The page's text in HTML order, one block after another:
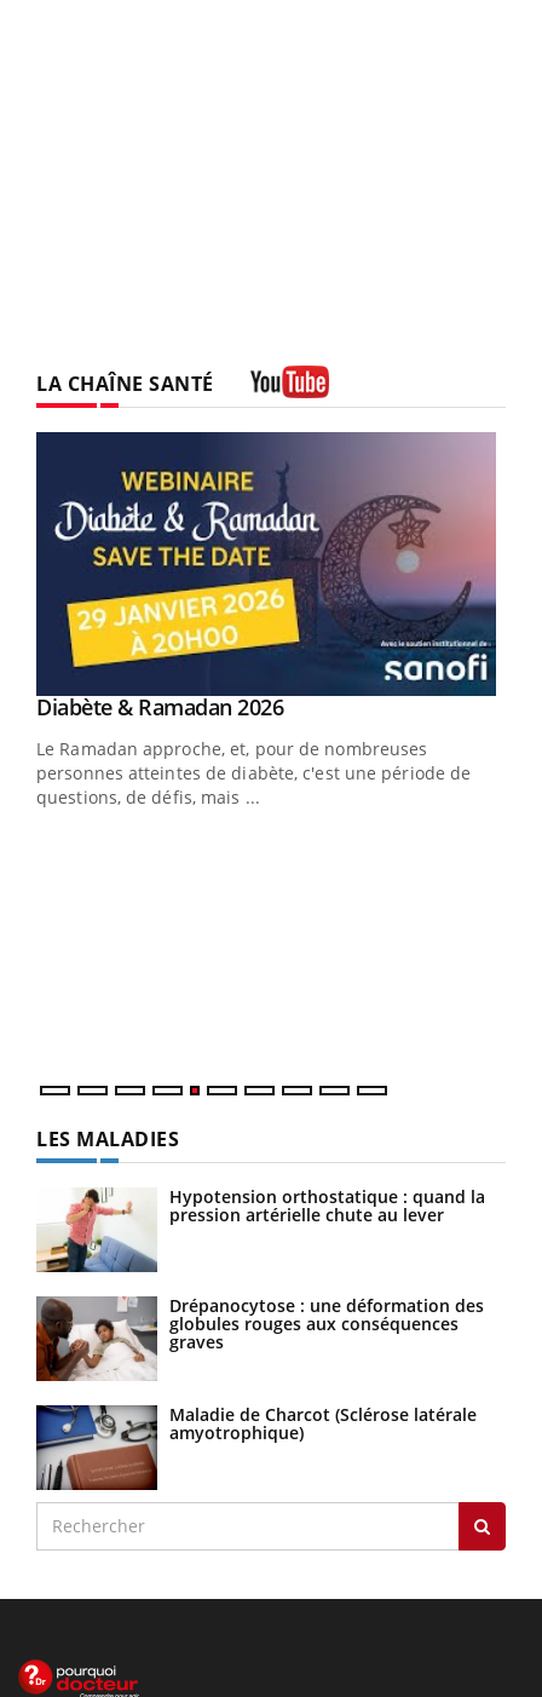
LA CHAÎNE SANTÉ
Youtube
Diabète & Ramadan 2026Youtube
Le Ramadan approche, et, pour de nombreuses
personnes atteintes de diabète, c'est une période de
questions, de défis, mais ...
LES MALADIES
Hypotension orthostatique : quand la
pression artérielle chute au lever
Drépanocytose : une déformation des
globules rouges aux conséquences
graves
Maladie de Charcot (Sclérose latérale
amyotrophique)